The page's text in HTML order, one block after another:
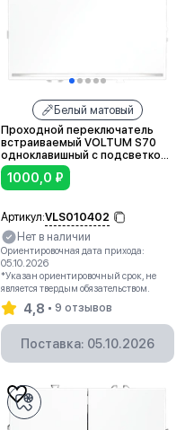
Белый матовый
Проходной переключатель
встраиваемый VOLTUM S70
одноклавишный с подсветкой
10А (белый матовый)
1000,0 ₽
Артикул:VLS010402
Нет в наличии
Ориентировочная дата прихода:
05.10.2026
*Указан ориентировочный срок, не
является твердым обязательством.
4,8 9 отзывов
Поставка: 05.10.2026